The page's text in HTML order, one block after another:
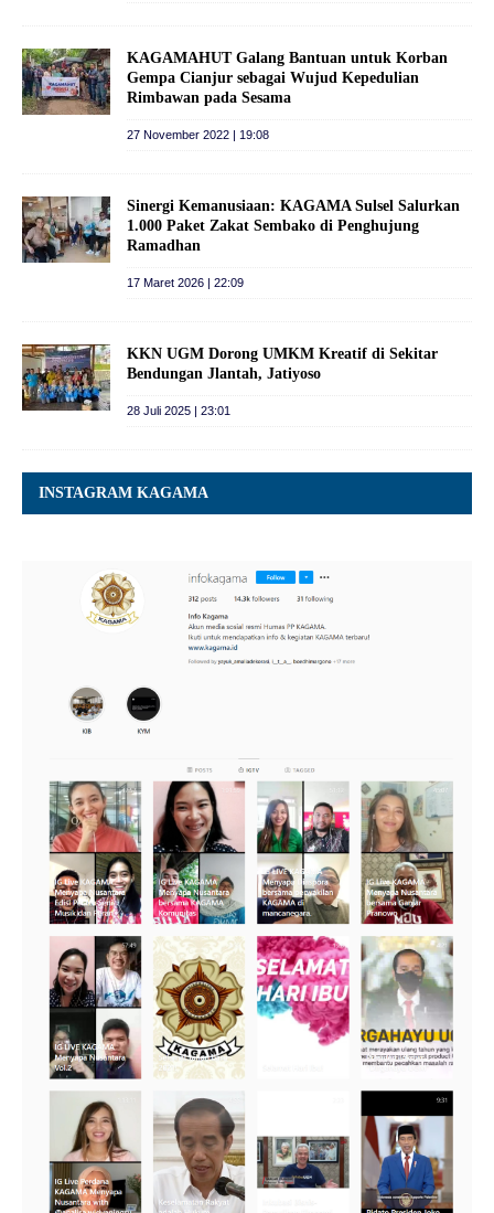
KAGAMAHUT Galang Bantuan untuk Korban
Gempa Cianjur sebagai Wujud Kepedulian
Rimbawan pada Sesama
27 November 2022 | 19:08
Sinergi Kemanusiaan: KAGAMA Sulsel Salurkan
1.000 Paket Zakat Sembako di Penghujung
Ramadhan
17 Maret 2026 | 22:09
KKN UGM Dorong UMKM Kreatif di Sekitar
Bendungan Jlantah, Jatiyoso
28 Juli 2025 | 23:01
INSTAGRAM KAGAMA